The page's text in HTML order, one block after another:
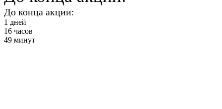
До конца акции:
1 дней
16 часов
49 минут